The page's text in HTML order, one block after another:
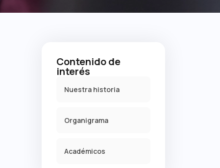
Contenido de
interés
Nuestra historia
Organigrama
Académicos